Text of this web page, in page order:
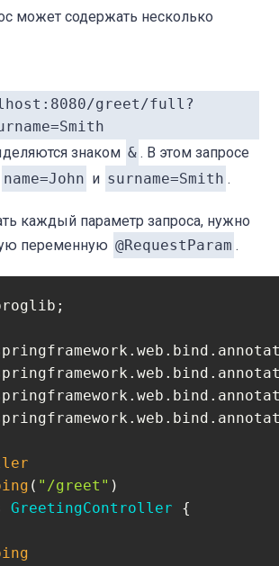
может содержать несколько
greet/full?
знаком & . В этом запросе
name=John и surname=Smith .
каждый параметр запроса, нужно
переменную @RequestParam .
( "/greet"
GreetingController {